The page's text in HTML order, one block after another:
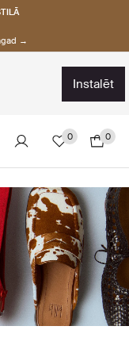
→
instalēt
0 0